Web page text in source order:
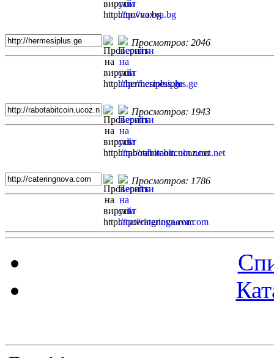
Просмотров: 2046
Просмотров: 1943
Просмотров: 1786